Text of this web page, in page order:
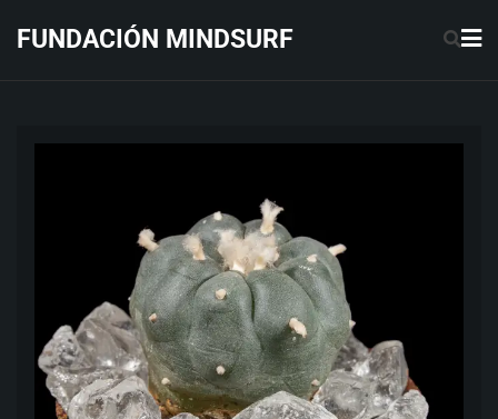
FUNDACIÓN MINDSURF